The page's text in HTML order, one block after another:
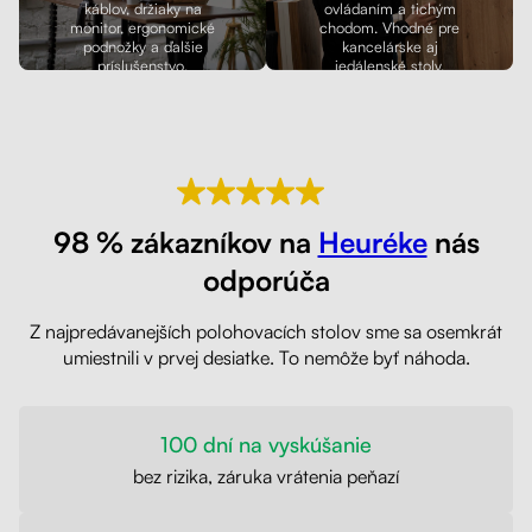
káblov, držiaky na
monitor, ergonomické
podnožky a ďalšie
príslušenstvo.
ovládaním a tichým
chodom. Vhodné pre
kancelárske aj
jedálenské stoly.
98 % zákazníkov na Heurékenás
odporúča
Z najpredávanejších polohovacích stolov sme sa osemkrát
umiestnili v prvej desiatke. To nemôže byť náhoda.
100 dní na vyskúšanie
bez rizika, záruka vrátenia peňazí